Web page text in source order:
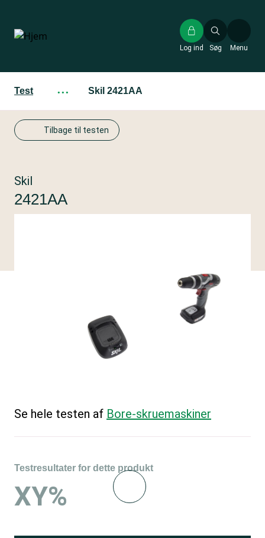
hovedindhold
Søg
Log ind Menu
Test ··· Skil 2421AA
Tilbage til testen
Skil
2421AA
Se hele testen af Bore-skruemaskiner
Testresultater for dette produkt
XY%